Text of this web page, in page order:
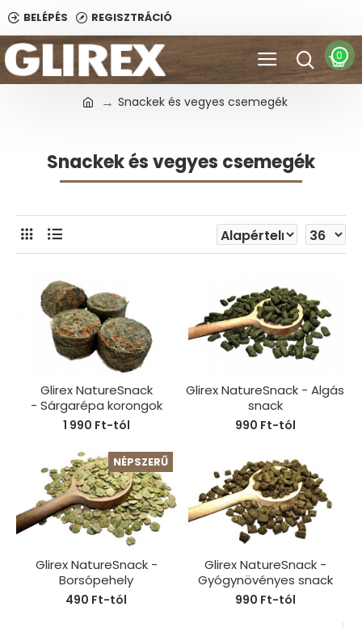
BELÉPÉS REGISZTRÁCIÓ
0
Snackek és vegyes csemegék
Snackek és vegyes csemegék
Glirex NatureSnack
- Sárgarépa korongok
1 990 Ft-tól
Glirex NatureSnack - Algás
snack
990 Ft-tól
NÉPSZERŰ
Glirex NatureSnack -
Borsópehely
490 Ft-tól
Glirex NatureSnack -
Gyógynövényes snack
990 Ft-tól